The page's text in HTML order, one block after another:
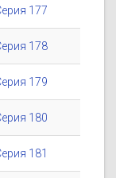
177
178
179
180
181